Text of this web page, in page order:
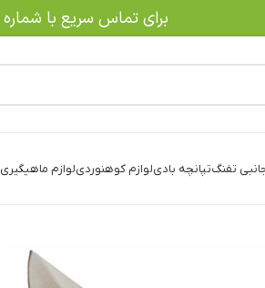
برای تماس سریع با شماره
تفنگتپانچه بادیلوازم کوهنوردیلوازم ماهیگیری